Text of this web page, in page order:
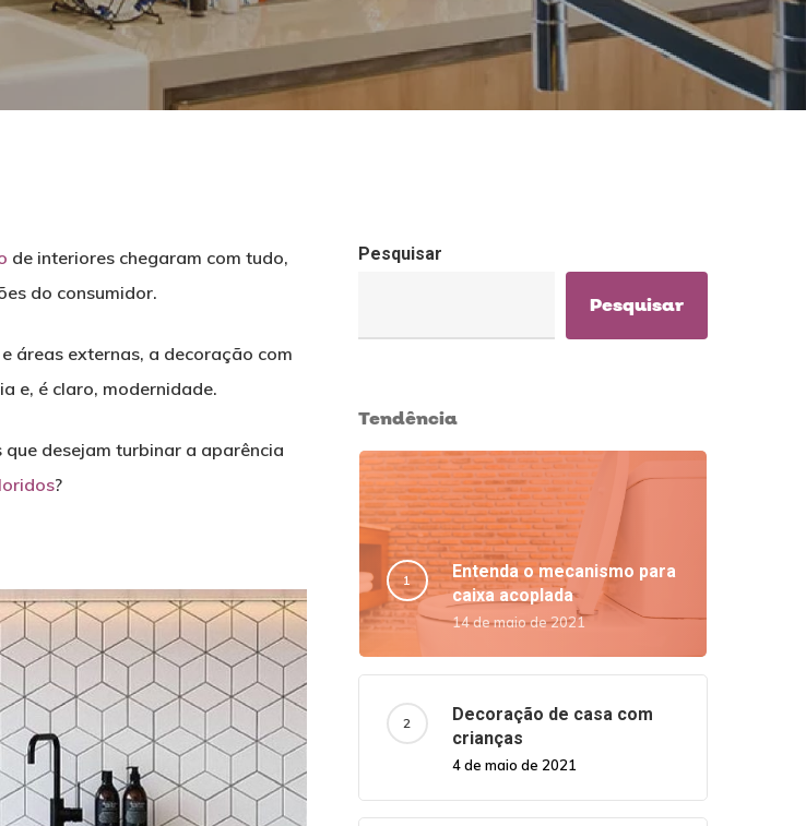
de interiores chegaram com tudo,
do consumidor.
áreas externas, a decoração com
e, é claro, modernidade.
desejam turbinar a aparência
?
Pesquisar
Pesquisar
Tendência
Entenda o mecanismo para
caixa acoplada
14 de maio de 2021
Decoração de casa com
crianças
4 de maio de 2021